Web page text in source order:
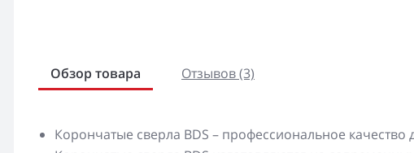
Обзор товара Отзывов (3)
Корончатые сверла BDS – профессиональное